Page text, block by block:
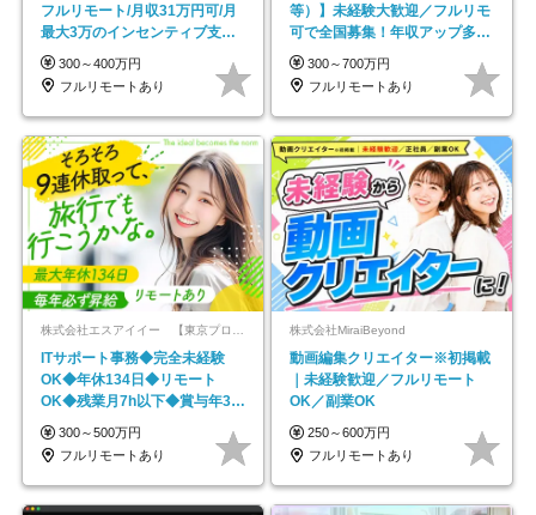
フルリモート/月収31万円可/月
最大3万のインセンティブ支給/
平均年齢33歳
300～400万円
フルリモートあり
等）】未経験大歓迎／フルリモ
可で全国募集！年収アップ多数
★年休最大130日★
300～700万円
フルリモートあり
株式会社エスアイイー 【東京プロマーケット上場】
ITサポート事務◆完全未経験
OK◆年休134日◆リモート
OK◆残業月7h以下◆賞与年3回
◆5年目まで必ず昇給
300～500万円
フルリモートあり
株式会社MiraiBeyond
動画編集クリエイター※初掲載
｜未経験歓迎／フルリモート
OK／副業OK
250～600万円
フルリモートあり